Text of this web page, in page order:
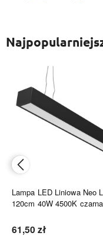
Lampa LED Liniowa Neo
120cm 40W 4500K czarna
61,50 zł